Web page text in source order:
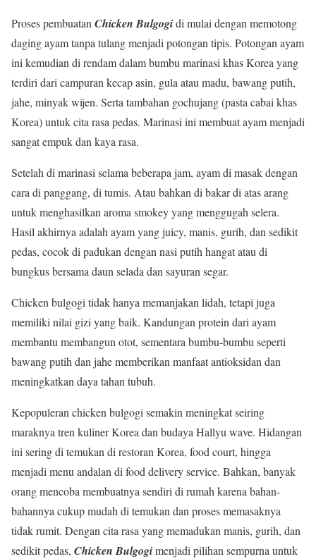
Proses pembuatan Chicken Bulgogidi mulai dengan memotong
daging ayam tanpa tulang menjadi potongan tipis. Potongan ayam
ini kemudian di rendam dalam bumbu marinasi khas Korea yang
terdiri dari campuran kecap asin, gula atau madu, bawang putih,
jahe, minyak wijen. Serta tambahan gochujang (pasta cabai khas
Korea) untuk cita rasa pedas. Marinasi ini membuat ayam menjadi
sangat empuk dan kaya rasa.
Setelah di marinasi selama beberapa jam, ayam di masak dengan
cara di panggang, di tumis. Atau bahkan di bakar di atas arang
untuk menghasilkan aroma smokey yang menggugah selera.
Hasil akhirnya adalah ayam yang juicy, manis, gurih, dan sedikit
pedas, cocok di padukan dengan nasi putih hangat atau di
bungkus bersama daun selada dan sayuran segar.
Chicken bulgogi tidak hanya memanjakan lidah, tetapi juga
memiliki nilai gizi yang baik. Kandungan protein dari ayam
membantu membangun otot, sementara bumbu-bumbu seperti
bawang putih dan jahe memberikan manfaat antioksidan dan
meningkatkan daya tahan tubuh.
Kepopuleran chicken bulgogi semakin meningkat seiring
maraknya tren kuliner Korea dan budaya Hallyu wave. Hidangan
ini sering di temukan di restoran Korea, food court, hingga
menjadi menu andalan di food delivery service. Bahkan, banyak
orang mencoba membuatnya sendiri di rumah karena bahan-
bahannya cukup mudah di temukan dan proses memasaknya
tidak rumit. Dengan cita rasa yang memadukan manis, gurih, dan
sedikit pedas, Chicken Bulgogimenjadi pilihan sempurna untuk